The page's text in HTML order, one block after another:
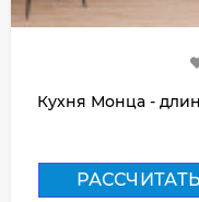
Кухня Монца -